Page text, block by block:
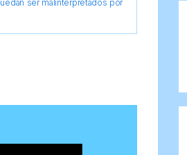
ser malinterpretados por